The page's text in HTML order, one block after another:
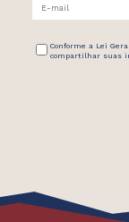
Conforme a Lei
compartilhar suas